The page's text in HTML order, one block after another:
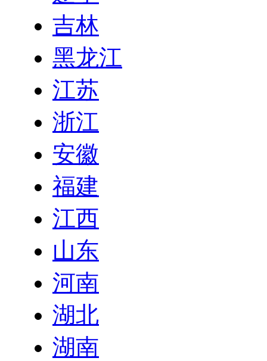
吉林
黑龙江
江苏
浙江
安徽
福建
江西
山东
河南
湖北
湖南